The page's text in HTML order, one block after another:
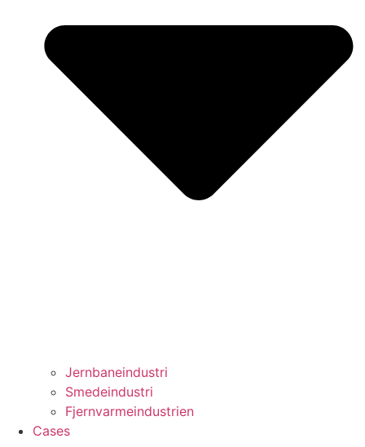
Jernbaneindustri
Smedeindustri
Fjernvarmeindustrien
Cases